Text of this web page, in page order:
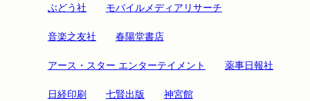
ぶどう社 モバイルメディアリサーチ
音楽之友社 春陽堂書店
アース・スター エンターテイメント 薬事日報社
日経印刷 七賢出版 神宮館